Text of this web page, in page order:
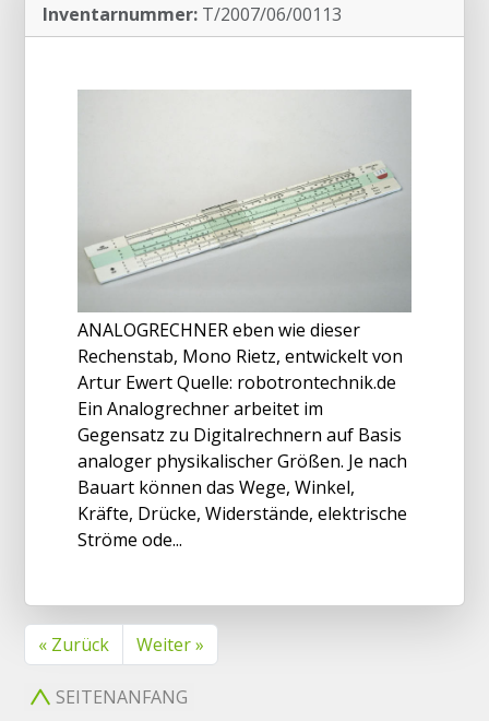
Inventarnummer: T/2007/06/00113
ANALOGRECHNER eben wie dieser
Rechenstab, Mono Rietz, entwickelt von
Artur Ewert Quelle: robotrontechnik.de
Ein Analogrechner arbeitet im
Gegensatz zu Digitalrechnern auf Basis
analoger physikalischer Größen. Je nach
Bauart können das Wege, Winkel,
Kräfte, Drücke, Widerstände, elektrische
Ströme ode...
« Zurück Weiter »
SEITENANFANG